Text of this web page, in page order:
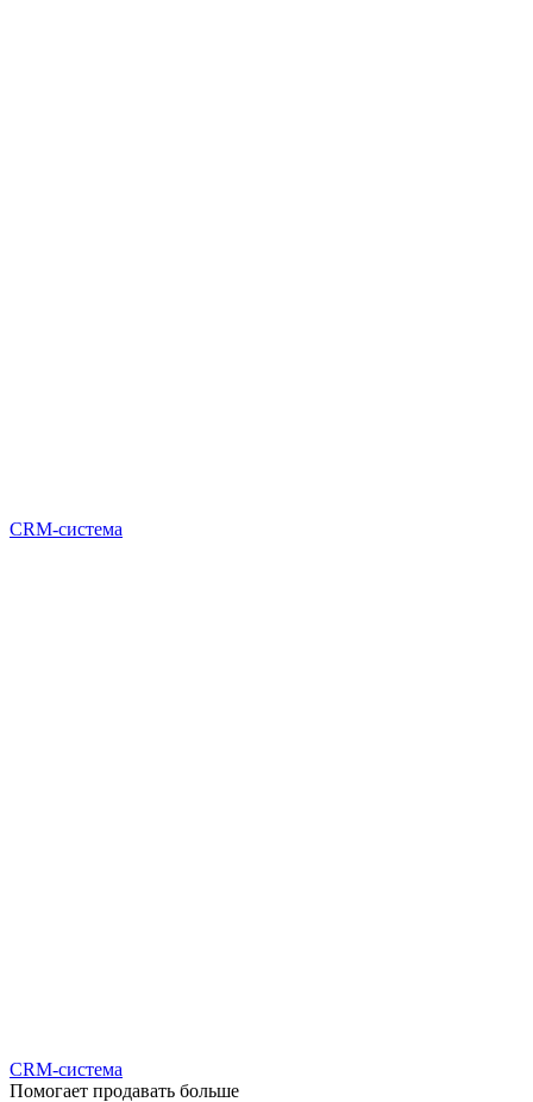
CRM-система
CRM-система
Помогает продавать больше